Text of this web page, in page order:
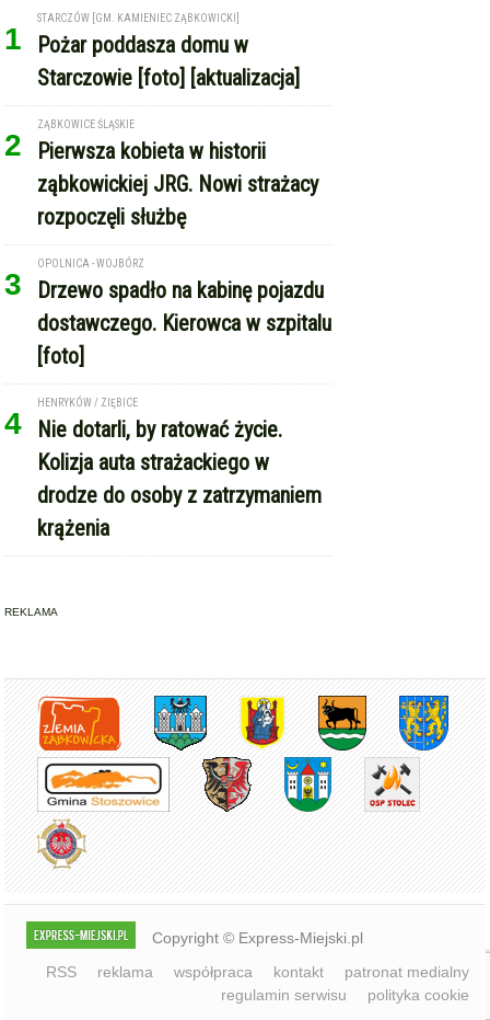
1
STARCZÓW [GM. KAMIENIEC ZĄBKOWICKI]
Pożar poddasza domu w
Starczowie [foto] [aktualizacja]
2
ZĄBKOWICE ŚLĄSKIE
Pierwsza kobieta w historii
ząbkowickiej JRG. Nowi strażacy
rozpoczęli służbę
3
OPOLNICA - WOJBÓRZ
Drzewo spadło na kabinę pojazdu
dostawczego. Kierowca w szpitalu
[foto]
4
HENRYKÓW / ZIĘBICE
Nie dotarli, by ratować życie.
Kolizja auta strażackiego w
drodze do osoby z zatrzymaniem
krążenia
REKLAMA
Copyright © Express-Miejski.pl
RSS
reklama współpraca kontakt
patronat medialny
regulamin serwisu
polityka cookie